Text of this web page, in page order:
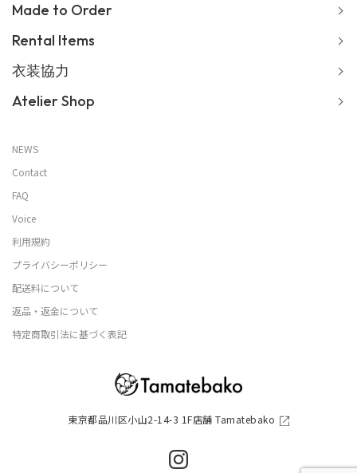
東京都品川区小山2-14-3 1F店舗 Tamatebako
Made to Order
Rental Items
衣装協力
Atelier Shop
NEWS
Contact
FAQ
Voice
利用規約
プライバシーポリシー
配送料について
返品・返金について
特定商取引法に基づく表記